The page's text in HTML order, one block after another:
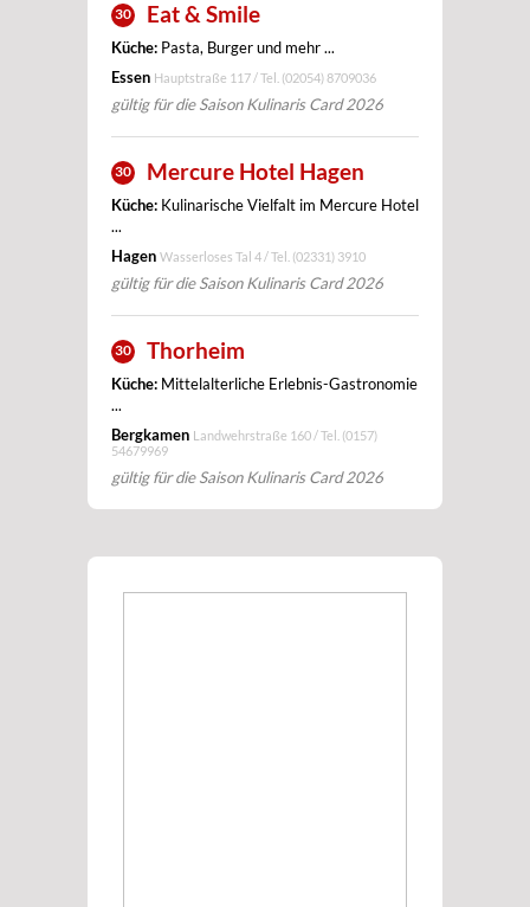
30 Eat & Smile
Küche: Pasta, Burger und mehr ...
Essen Hauptstraße 117 / Tel. (02054) 8709036
gültig für die Saison Kulinaris Card 2026
30 Mercure Hotel Hagen
Küche: Kulinarische Vielfalt im Mercure Hotel
...
Hagen Wasserloses Tal 4 / Tel. (02331) 3910
gültig für die Saison Kulinaris Card 2026
30 Thorheim
Küche: Mittelalterliche Erlebnis-Gastronomie
...
Bergkamen Landwehrstraße 160 / Tel. (0157)
54679969
gültig für die Saison Kulinaris Card 2026